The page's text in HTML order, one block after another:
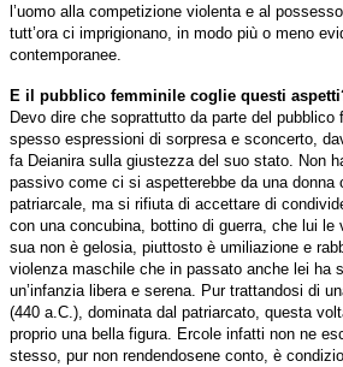
l’uomo alla competizione violenta e al
tutt’ora ci imprigionano, in modo più o meno
contemporanee.
E il pubblico femminile coglie questi
Devo dire che soprattutto da parte del pubblico
spesso espressioni di sorpresa e sconcerto,
fa Deianira sulla giustezza del suo stato. Non
passivo come ci si aspetterebbe da una donna
patriarcale, ma si rifiuta di accettare di
con una concubina, bottino di guerra, che lui le
sua non è gelosia, piuttosto è umiliazione e
violenza maschile che in passato anche lei ha
un’infanzia libera e serena. Pur trattandosi di
(440 a.C.), dominata dal patriarcato, questa
proprio una bella figura. Ercole infatti non ne
stesso, pur non rendendosene conto, è